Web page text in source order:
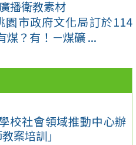
校社會領域推動中心辦
案培訓」
播衛教素材
園市政府文化局訂於114
煤？有！－煤礦 ...